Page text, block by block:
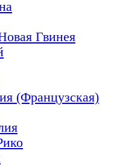
Гвинея
(Французская)